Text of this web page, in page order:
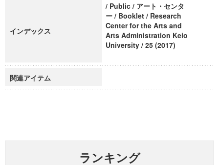
インデックス
/ Public / アート・センタ
ー / Booklet / Research
Center for the Arts and
Arts Administration Keio
University / 25 (2017)
関連アイテム
ランキング